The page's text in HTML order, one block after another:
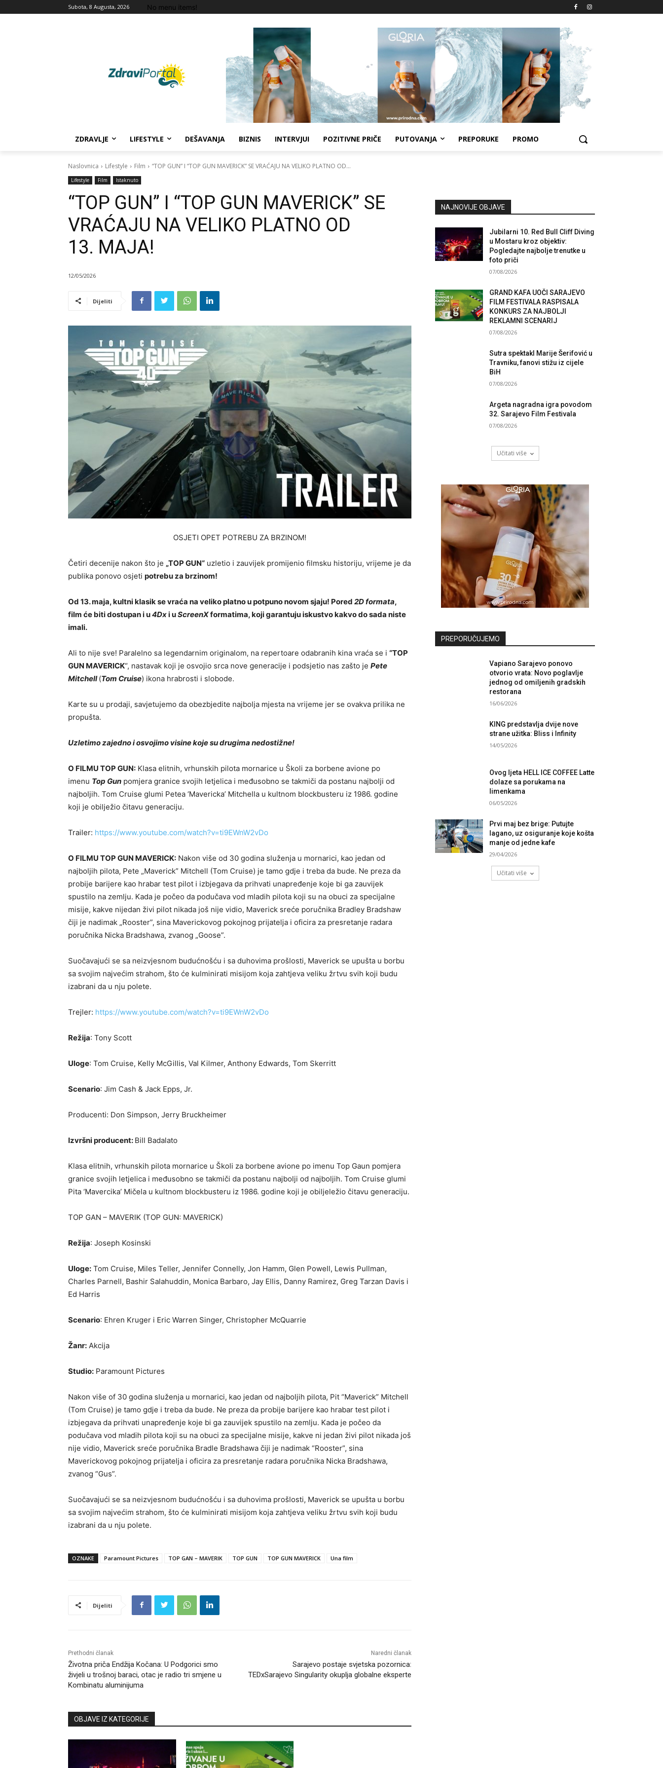
Subota, 8 Augusta, 2026 No menu items!
ZDRAVLJE LIFESTYLE DEŠAVANJA BIZNIS INTERVJUI POZITIVNE PRIČE PUTOVANJA PREPORUKE PROMO
Naslovnica Lifestyle Film “TOP GUN” I “TOP GUN MAVERICK” SE VRAĆAJU NA VELIKO PLATNO OD...
Lifestyle Film Istaknuto
“TOP GUN” I “TOP GUN MAVERICK” SE
VRAĆAJU NA VELIKO PLATNO OD
13. MAJA!
12/05/2026
Dijeliti
OSJETI OPET POTREBU ZA BRZINOM!
Četiri decenije nakon što je „TOP GUN“ uzletio i zauvijek promijenio filmsku historiju, vrijeme je da
publika ponovo osjeti potrebu za brzinom!
Od 13. maja, kultni klasik se vraća na veliko platno u potpuno novom sjaju! Pored 2D formata,
film će biti dostupan i u4Dxi uScreenXformatima, koji garantuju iskustvo kakvo do sada niste
imali.
Ali to nije sve! Paralelno sa legendarnim originalom, na repertoare odabranih kina vraća se i “TOP
GUN MAVERICK“, nastavak koji je osvojio srca nove generacije i podsjetio nas zašto je Pete
Mitchell(Tom Cruise) ikona hrabrosti i slobode.
Karte su u prodaji, savjetujemo da obezbjedite najbolja mjesta na vrijeme jer se ovakva prilika ne
propušta.
Uzletimo zajedno i osvojimo visine koje su drugima nedostižne!
O FILMU TOP GUN: Klasa elitnih, vrhunskih pilota mornarice u Školi za borbene avione po
imenu Top Gun pomjera granice svojih letjelica i međusobno se takmiči da postanu najbolji od
najboljih. Tom Cruise glumi Petea ‘Mavericka’ Mitchella u kultnom blockbusteru iz 1986. godine
koji je obilježio čitavu generaciju.
Trailer: https://www.youtube.com/watch?v=ti9EWnW2vDo
O FILMU TOP GUN MAVERICK: Nakon više od 30 godina služenja u mornarici, kao jedan od
najboljih pilota, Pete „Maverick” Mitchell (Tom Cruise) je tamo gdje i treba da bude. Ne preza da
probije barijere kao hrabar test pilot i izbjegava da prihvati unapređenje koje bi ga zauvijek
spustilo na zemlju. Kada je počeo da podučava vod mladih pilota koji su na obuci za specijalne
misije, kakve nijedan živi pilot nikada još nije vidio, Maverick sreće poručnika Bradley Bradshaw
čiji je nadimak „Rooster”, sina Maverickovog pokojnog prijatelja i oficira za presretanje radara
poručnika Nicka Bradshawa, zvanog „Goose”.
Suočavajući se sa neizvjesnom budućnošću i sa duhovima prošlosti, Maverick se upušta u borbu
sa svojim najvećim strahom, što će kulminirati misijom koja zahtjeva veliku žrtvu svih koji budu
izabrani da u nju polete.
Trejler: https://www.youtube.com/watch?v=ti9EWnW2vDo
Režija: Tony Scott
Uloge: Tom Cruise, Kelly McGillis, Val Kilmer, Anthony Edwards, Tom Skerritt
Scenario: Jim Cash & Jack Epps, Jr.
Producenti: Don Simpson, Jerry Bruckheimer
Izvršni producent: Bill Badalato
Klasa elitnih, vrhunskih pilota mornarice u Školi za borbene avione po imenu Top Gaun pomjera
granice svojih letjelica i međusobno se takmiči da postanu najbolji od najboljih. Tom Cruise glumi
Pita ‘Mavercika’ Mičela u kultnom blockbusteru iz 1986. godine koji je obiljeležio čitavu generaciju.
TOP GAN – MAVERIK (TOP GUN: MAVERICK)
Režija: Joseph Kosinski
Uloge: Tom Cruise, Miles Teller, Jennifer Connelly, Jon Hamm, Glen Powell, Lewis Pullman,
Charles Parnell, Bashir Salahuddin, Monica Barbaro, Jay Ellis, Danny Ramirez, Greg Tarzan Davis i
Ed Harris
Scenario: Ehren Kruger i Eric Warren Singer, Christopher McQuarrie
Žanr: Akcija
Studio: Paramount Pictures
Nakon više of 30 godina služenja u mornarici, kao jedan od najboljih pilota, Pit “Maverick” Mitchell
(Tom Cruise) je tamo gdje i treba da bude. Ne preza da probije barijere kao hrabar test pilot i
izbjegava da prihvati unapređenje koje bi ga zauvijek spustilo na zemlju. Kada je počeo da
podučava vod mladih pilota koji su na obuci za specijalne misije, kakve ni jedan živi pilot nikada još
nije vidio, Maverick sreće poručnika Bradle Bradshawa čiji je nadimak “Rooster”, sina
Maverickovog pokojnog prijatelja i oficira za presretanje radara poručnika Nicka Bradshawa,
zvanog “Gus”.
Suočavajući se sa neizvjesnom budućnošću i sa duhovima prošlosti, Maverick se upušta u borbu
sa svojim najvećim strahom, što će kulminirati misijom koja zahtjeva veliku žrtvu svih koji budu
izabrani da u nju polete.
OZNAKE Paramount Pictures TOP GAN – MAVERIK TOP GUN TOP GUN MAVERICK Una film
Dijeliti
Prethodni članak
Životna priča Endžija Kočana: U Podgorici smo
živjeli u trošnoj baraci, otac je radio tri smjene u
Kombinatu aluminijuma
Naredni članak
Sarajevo postaje svjetska pozornica:
TEDxSarajevo Singularity okuplja globalne eksperte
OBJAVE IZ KATEGORIJE
NAJNOVIJE OBJAVE
Jubilarni 10. Red Bull Cliff Diving
u Mostaru kroz objektiv:
Pogledajte najbolje trenutke u
foto priči
07/08/2026
GRAND KAFA UOČI SARAJEVO
FILM FESTIVALA RASPISALA
KONKURS ZA NAJBOLJI
REKLAMNI SCENARIJ
07/08/2026
Sutra spektakl Marije Šerifović u
Travniku, fanovi stižu iz cijele
BiH
07/08/2026
Argeta nagradna igra povodom
32. Sarajevo Film Festivala
07/08/2026
Učitati više
PREPORUČUJEMO
Vapiano Sarajevo ponovo
otvorio vrata: Novo poglavlje
jednog od omiljenih gradskih
restorana
16/06/2026
KING predstavlja dvije nove
strane užitka: Bliss i Infinity
14/05/2026
Ovog ljeta HELL ICE COFFEE Latte
dolaze sa porukama na
limenkama
06/05/2026
Prvi maj bez brige: Putujte
lagano, uz osiguranje koje košta
manje od jedne kafe
29/04/2026
Učitati više